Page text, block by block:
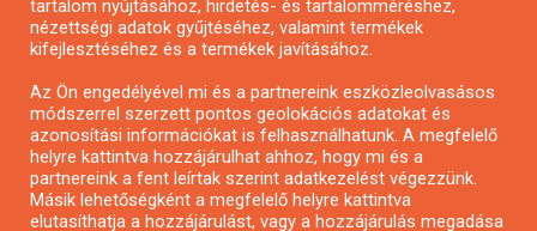
Pályázatok magánszemélyeknek
Pályázatok civil szervezeteknek
Pályázatok vállalkozásoknak
tartalom nyújtásához, hirdetés- és tartalomméréshez,
nézettségi adatok gyűjtéséhez, valamint termékek
kifejlesztéséhez és a termékek javításához.
Az Ön engedélyével mi és a partnereink eszközleolvasásos
módszerrel szerzett pontos geolokációs adatokat és
azonosítási információkat is felhasználhatunk. A megfelelő
helyre kattintva hozzájárulhat ahhoz, hogy mi és a
partnereink a fent leírtak szerint adatkezelést végezzünk.
Másik lehetőségként a megfelelő helyre kattintva
elutasíthatja a hozzájárulást, vagy a hozzájárulás megadása